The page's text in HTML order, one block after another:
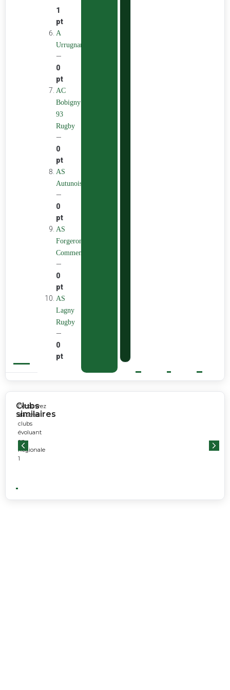
1
pt
A
Urrugnarrak
—
0
pt
AC
Bobigny
93
Rugby
—
0
pt
AS
Autunoise
—
0
pt
AS
Forgeron
Commentryens
—
0
pt
AS
Lagny
Rugby
—
0
pt
Clubs
similaires
Découvrez
d’autres
clubs
évoluant
en
Régionale
1